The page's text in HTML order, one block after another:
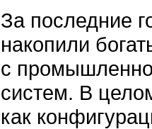
За последние
накопили
с
систем. В
как